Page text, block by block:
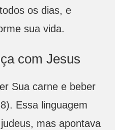
os dias, e
sua vida.
com Jesus
Sua carne e beber
Essa linguagem
mas apontava